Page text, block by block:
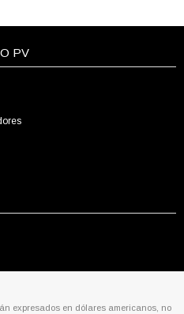
PV
expresados en dólares americanos, no